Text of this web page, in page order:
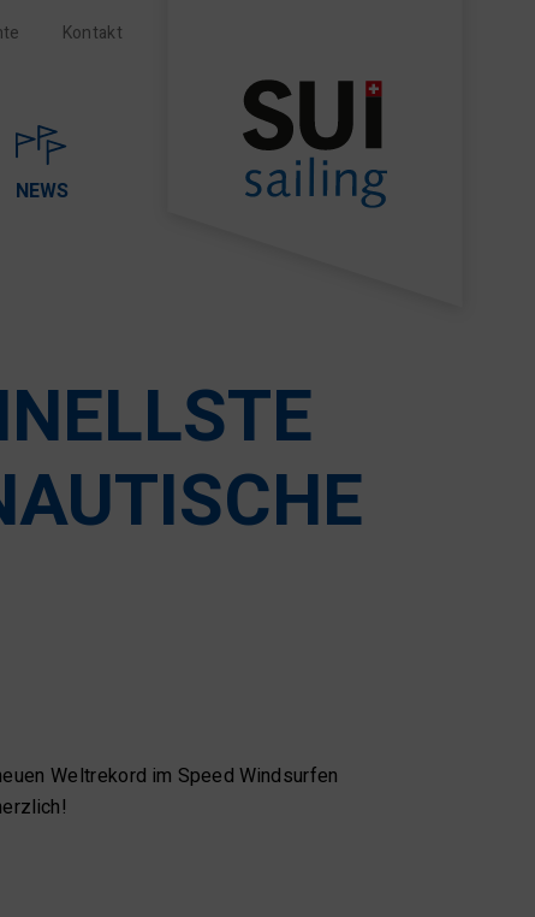
Kontakt
NEWS
Weltrekord im Speed Windsurfen